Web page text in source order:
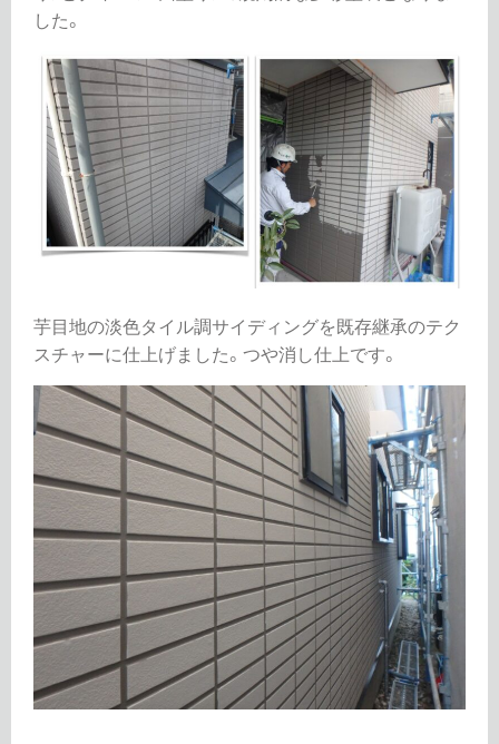
した。
芋目地の淡色タイル調サイディングを既存継承のテク
スチャーに仕上げました。つや消し仕上です。